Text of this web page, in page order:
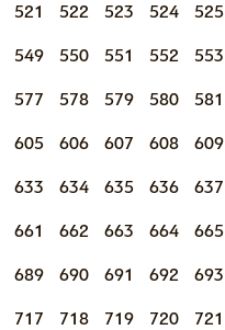
521 522 523 524 525
549 550 551 552 553
577 578 579 580 581
605 606 607 608 609
633 634 635 636 637
661 662 663 664 665
689 690 691 692 693
717 718 719 720 721